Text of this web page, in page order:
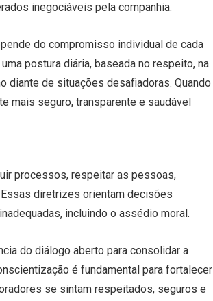
inegociáveis pela companhia.
do compromisso individual de cada
postura diária, baseada no respeito, na
diante de situações desafiadoras. Quando
mais seguro, transparente e saudável
processos, respeitar as pessoas,
diretrizes orientam decisões
incluindo o assédio moral.
do diálogo aberto para consolidar a
é fundamental para fortalecer
se sintam respeitados, seguros e